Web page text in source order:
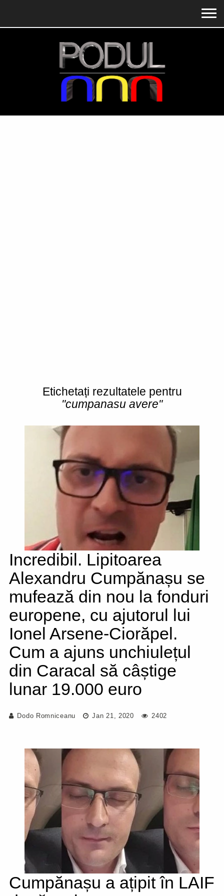
Etichetați rezultatele pentru
"cumpanasu avere"
Incredibil. Lipitoarea
Alexandru Cumpănașu se
mufează din nou la fonduri
europene, cu ajutorul lui
Ionel Arsene-Ciorăpel.
Cum a ajuns unchiulețul
din Caracal să câștige
lunar 19.000 euro
Dodo Romniceanu Jan 21, 2020 2402
Cumpănașu a ațipit în LAIF